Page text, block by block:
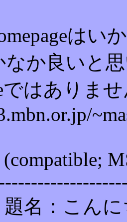
はい
なか良いと
はありま
名：こんに